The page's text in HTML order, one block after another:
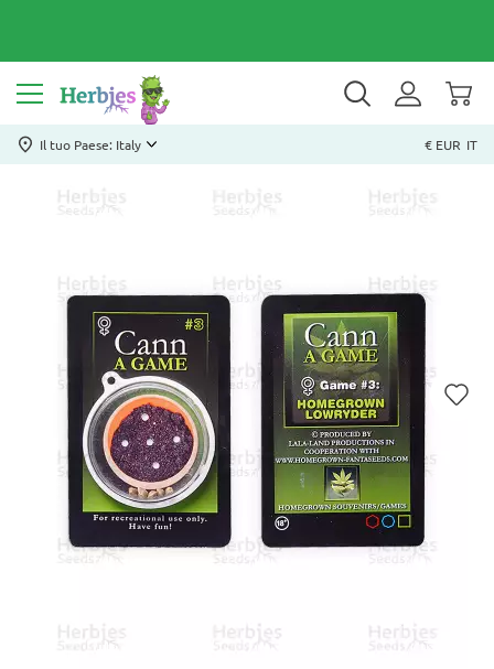
Il tuo Paese: Italy € EUR IT